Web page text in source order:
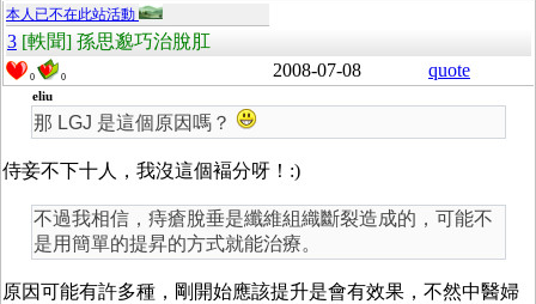
本人已不在此站活動
3 [軼聞] 孫思邈巧治脫肛
0 0 2008-07-08 quote
eliu
那 LGJ 是這個原因嗎？
侍妾不下十人，我沒這個褔分呀！:)
不過我相信，痔瘡脫垂是纖維組織斷裂造成的，可能不
是用簡單的提昇的方式就能治療。
原因可能有許多種，剛開始應該提升是會有效果，不然中醫婦